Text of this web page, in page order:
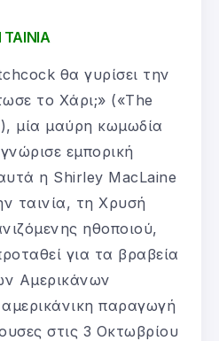
ΤΑΙΝΙΑ
θα γυρίσει την
το Χάρι;» («The
μία μαύρη κωμωδία
εμπορική
η Shirley MacLaine
ταινία, τη Χρυσή
ηθοποιού,
για τα βραβεία
Αμερικάνων
παραγωγή
στις 3 Οκτωβρίου